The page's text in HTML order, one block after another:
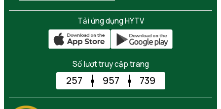
Tải ứng dụng HYTV
Số lượt truy cập trang
257 957 739